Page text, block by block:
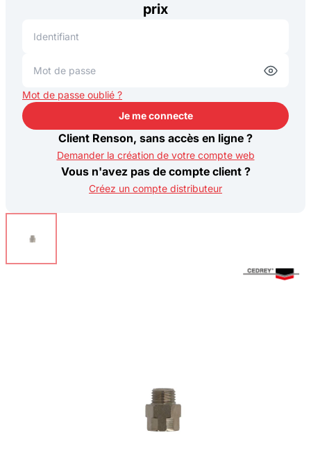
prix
Mot de passe oublié ?
Je me connecte
Je me connecte
Client Renson, sans accès en ligne ?
Demander la création de votre compte web
Vous n'avez pas de compte client ?
Créez un compte distributeur